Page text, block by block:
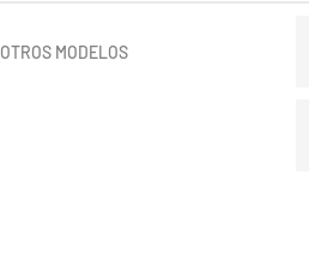
OTROS MODELOS